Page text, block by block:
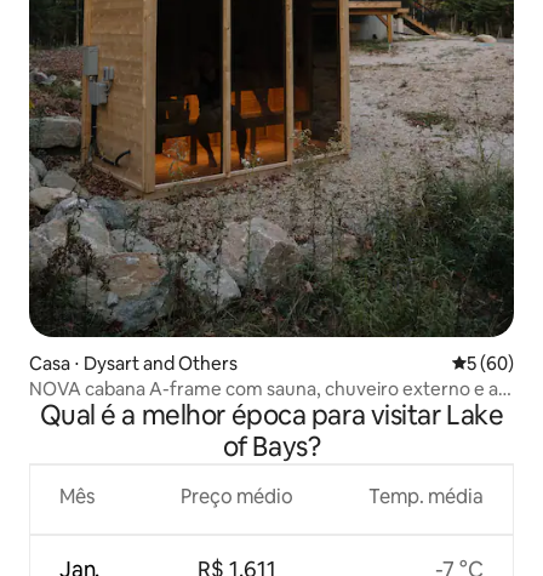
Casa ⋅ Dysart and Others 5 de uma
5 (60)
NOVA cabana A-frame com sauna, chuveiro externo e a 2
km da cidade
Qual é a melhor época para visitar Lake
of Bays?
Mês
Jan.
Preço médio
R$ 1.611
Temp. média
-7 °C